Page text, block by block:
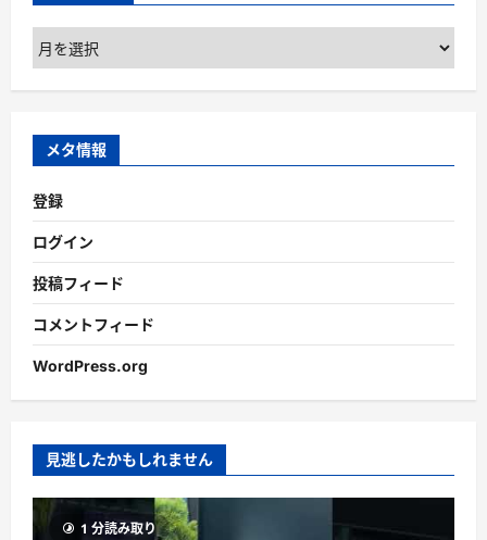
ア
ー
カ
ブ
メタ情報
登録
ログイン
投稿フィード
コメントフィード
WordPress.org
見逃したかもしれません
1 分読み取り